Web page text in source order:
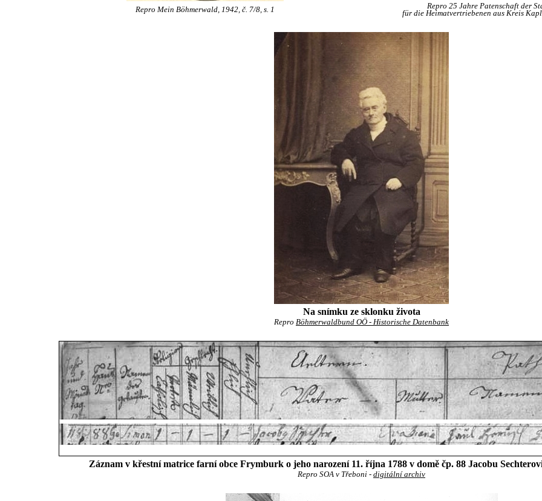
Repro Mein Böhmerwald, 1942, č. 7/8, s. 1
Repro 25 Jahre Patenschaft der
für die Heimatvertriebenen aus Kreis
Na snímku ze sklonku života
Repro Böhmerwaldbund OÖ - Historische Datenbank
Záznam v křestní matrice farní obce Frymburk o jeho narození 11. října 1788 v domě čp. 88 Jacobu
Repro SOA v Třeboni - digitální archiv